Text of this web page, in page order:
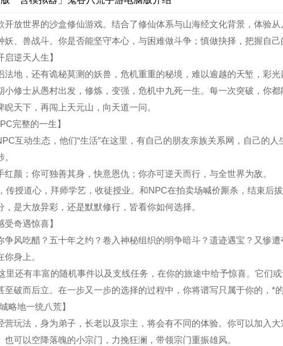
开放世界的沙盒修仙游戏。结合了修仙体系与山海经文化背景，体验
妖、兽战斗。你是否能坚守本心，与困难做斗争；慎做抉择，把握自己
启逆天人生】
法地，还有诡秘莫测的妖兽，危机重重的秘境，难以逾越的天堑，彩光
小修士从愚村出发，修炼，变强，危机中九死一生。每一次突破，你
睨天下，再闯上天元山，向天道一问。
完整的一生】
互动生态，他们“生活”在这里，有自己的朋友亲族关系网，自己的
红颜；你可独善其身，快意恩仇；你亦可逆天而行，与全世界为敌。
传授道心，拜师学艺，收徒授业。和NPC在拍卖场喊价厮杀，结束后
是大放异彩，还是默默修行，皆看你如何选择。
受奇遇惊喜】
争风吃醋？五十年之约？卷入神秘组织的明争暗斗？遗迹遇宝？又惨遭
身上。
里还有丰富的随机事件以及支线任务，在你的旅途中给予惊喜。它们
至破而后立。在一步又一步的选择的过程中，你将谱写只属于你的，*的
略地一统八荒】
营玩法，身为弟子，长老以及宗主，将会有不同的体验。你可以加入
也可以空降落魄的小宗门，力挽狂澜，带领宗门重振雄风。